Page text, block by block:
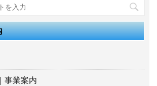
事業案内